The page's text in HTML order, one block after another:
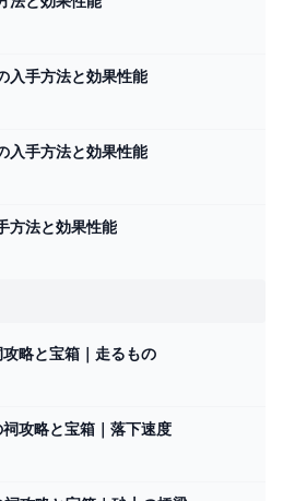
入手方法と効果性能
入手方法と効果性能
方法と効果性能
略と宝箱｜走るもの
攻略と宝箱｜落下速度